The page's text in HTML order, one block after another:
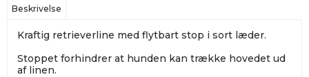
Beskrivelse
Kraftig retrieverline med flytbart stop i sort læder.
Stoppet forhindrer at hunden kan trække hovedet ud
af linen.